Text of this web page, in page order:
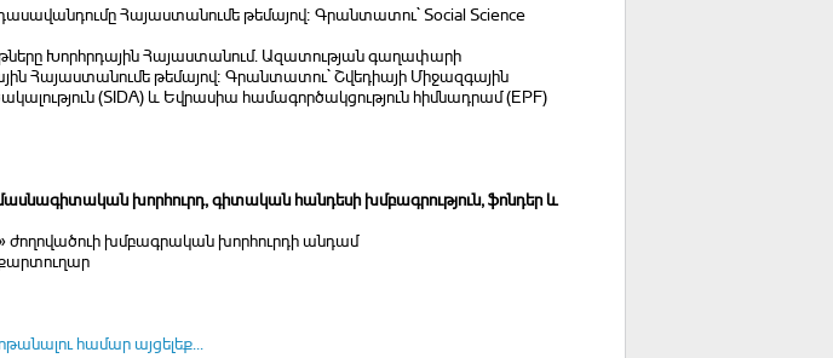
Հայաստանումե թեմայով։ Գրանտատու` Social Science
Խորհրդային Հայաստանում. Ազատության գաղափարի
Հայաստանումե թեմայով։ Գրանտատու` Շվեդիայի Միջազգային
(SIDA) և Եվրասիա համագործակցություն հիմնադրամ (EPF)
խորհուրդ, գիտական հանդեսի խմբագրություն, ֆոնդեր և
ժողովածուի խմբագրական խորհուրդի անդամ
համար այցելեք...